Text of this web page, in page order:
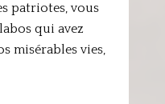
patriotes, vous
qui avez
misérables vies,